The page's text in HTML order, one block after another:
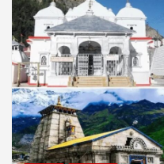
August 5,